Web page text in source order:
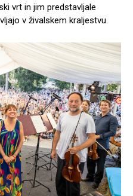
vrt in jim predstavljale
v živalskem kraljestvu.